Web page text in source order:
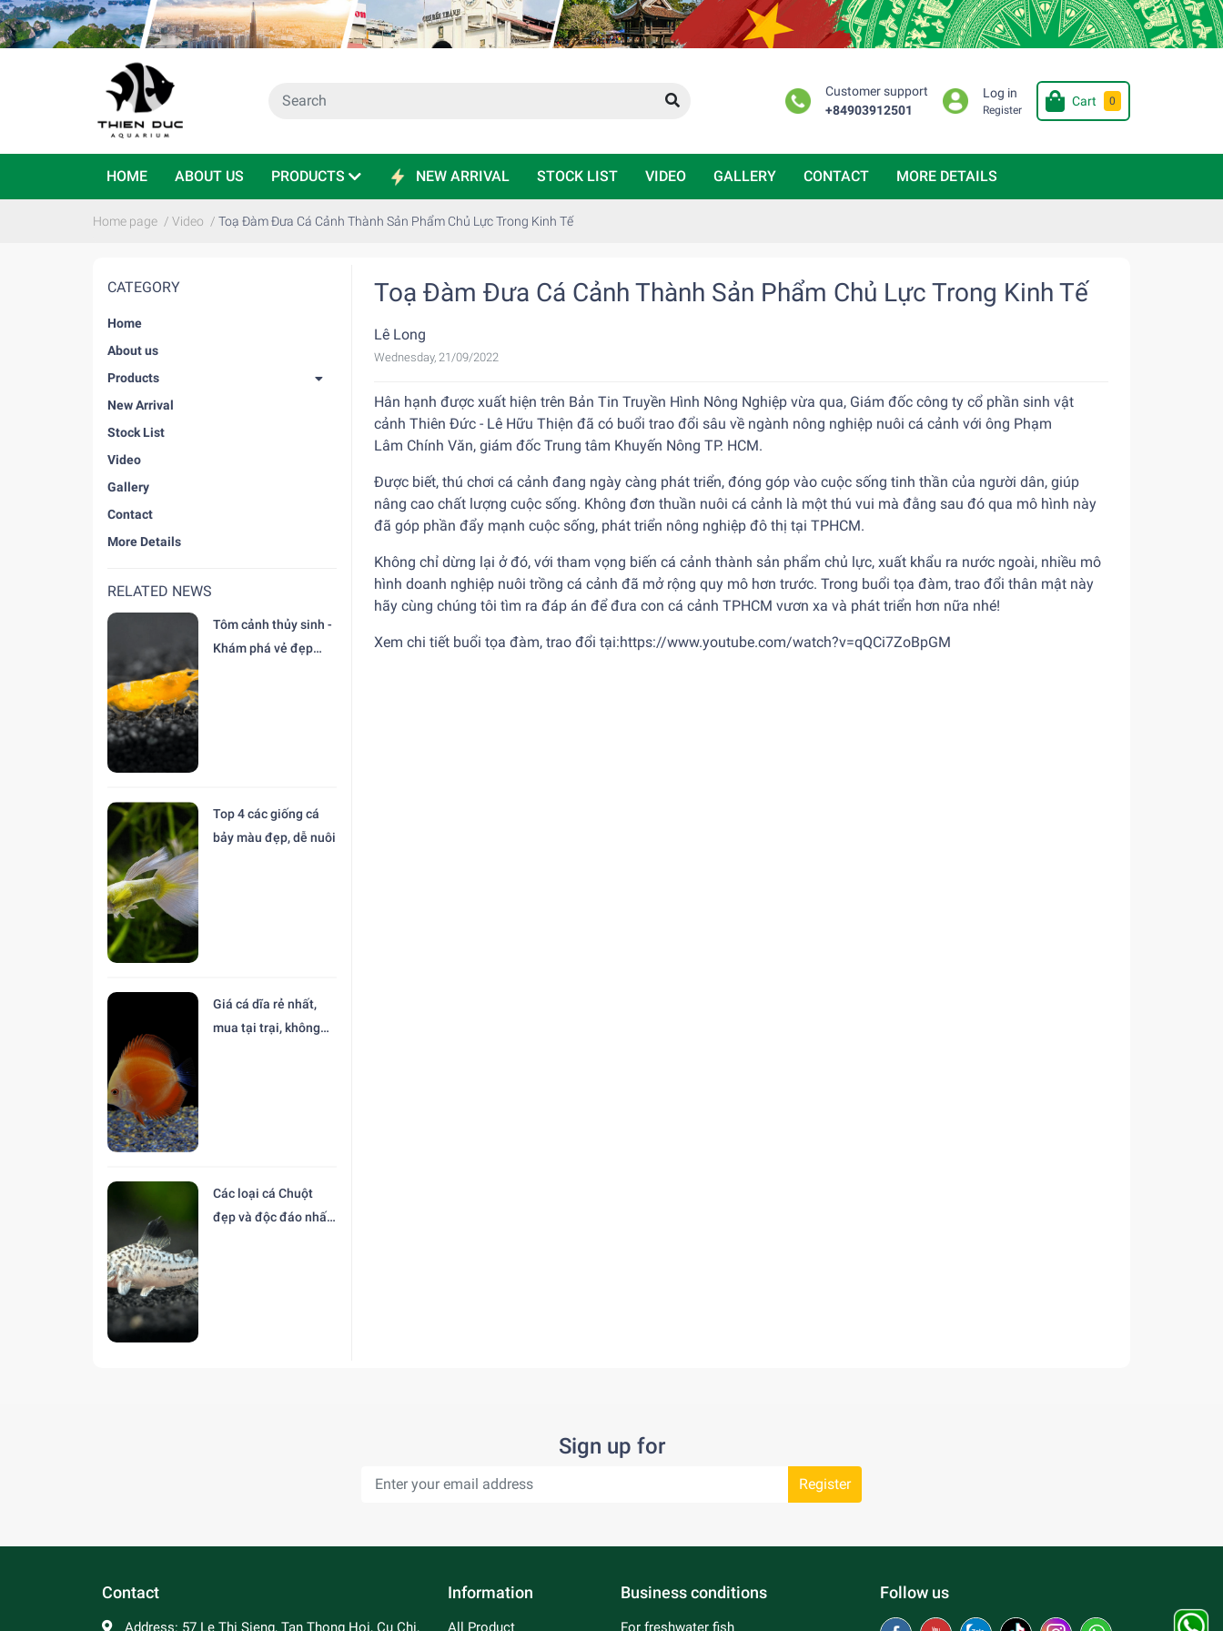
Customer support
+84903912501
Log in
Register
Cart 0
HOME ABOUT US PRODUCTS NEW ARRIVAL STOCK LIST VIDEO GALLERY CONTACT MORE DETAILS
Home page / Video / Toạ Đàm Đưa Cá Cảnh Thành Sản Phẩm Chủ Lực Trong Kinh Tế
CATEGORY
Home
About us
Products
New Arrival
Stock List
Video
Gallery
Contact
More Details
RELATED NEWS
Tôm cảnh thủy sinh -
Khám phá vẻ đẹp
Top 4 các giống cá
bảy màu đẹp, dễ nuôi
Giá cá dĩa rẻ nhất,
mua tại trại, không
Các loại cá Chuột
đẹp và độc đáo nhất
Toạ Đàm Đưa Cá Cảnh Thành Sản Phẩm Chủ Lực Trong Kinh Tế
Lê Long
Wednesday, 21/09/2022
Hân hạnh được xuất hiện trên Bản Tin Truyền Hình Nông Nghiệp vừa qua, Giám đốc công ty cổ phần sinh vật
cảnh Thiên Đức - Lê Hữu Thiện đã có buổi trao đổi sâu về ngành nông nghiệp nuôi cá cảnh với ông Phạm
Lâm Chính Văn, giám đốc Trung tâm Khuyến Nông TP. HCM.
Được biết, thú chơi cá cảnh đang ngày càng phát triển, đóng góp vào cuộc sống tinh thần của người dân, giúp
nâng cao chất lượng cuộc sống. Không đơn thuần nuôi cá cảnh là một thú vui mà đằng sau đó qua mô hình này
đã góp phần đẩy mạnh cuộc sống, phát triển nông nghiệp đô thị tại TPHCM.
Không chỉ dừng lại ở đó, với tham vọng biến cá cảnh thành sản phẩm chủ lực, xuất khẩu ra nước ngoài, nhiều mô
hình doanh nghiệp nuôi trồng cá cảnh đã mở rộng quy mô hơn trước. Trong buổi tọa đàm, trao đổi thân mật này
hãy cùng chúng tôi tìm ra đáp án để đưa con cá cảnh TPHCM vươn xa và phát triển hơn nữa nhé!
Xem chi tiết buổi tọa đàm, trao đổi tại:https://www.youtube.com/watch?v=qQCi7ZoBpGM
Sign up for
Register
Contact
Address: 57 Le Thi Sieng, Tan Thong Hoi, Cu Chi,
Information
All Product
Business conditions
For freshwater fish
Follow us